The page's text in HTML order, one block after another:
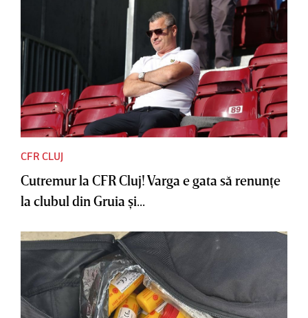
CFR CLUJ
Cutremur la CFR Cluj! Varga e gata să renunţe
la clubul din Gruia şi...